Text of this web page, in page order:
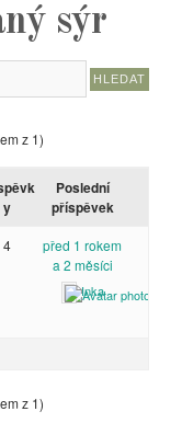
sýr
z 1)
y
Poslední
příspěvek
4
před 1 rokem
a 2 měsíci
Inka
z 1)